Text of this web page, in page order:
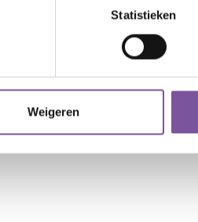
Statistieken
Weigeren